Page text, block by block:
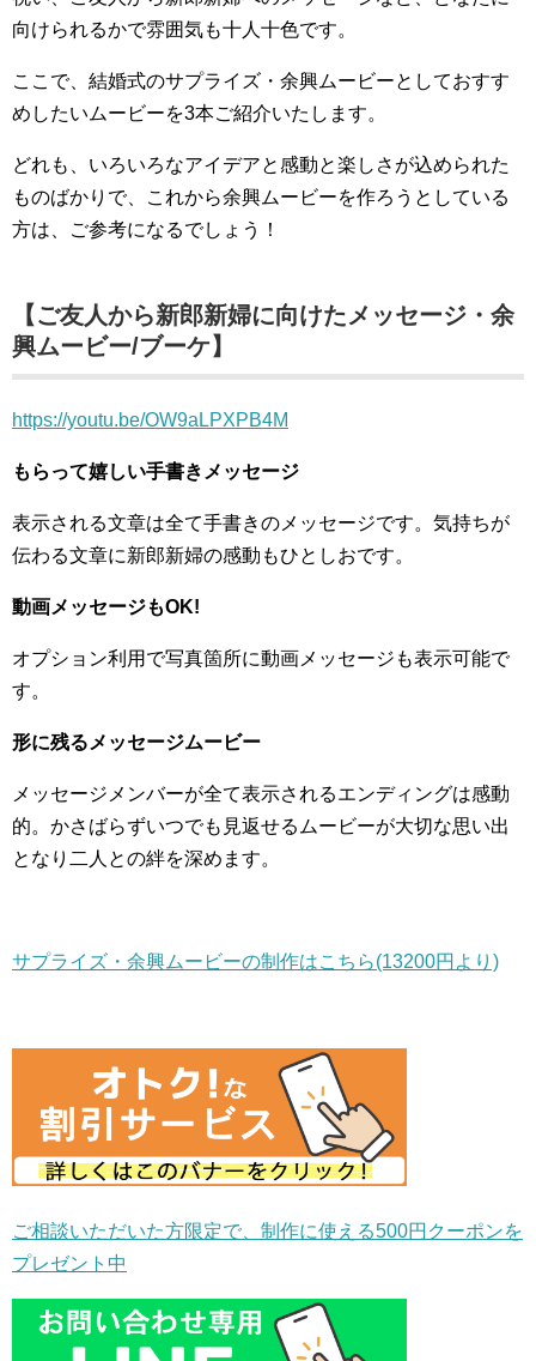
向けられるかで雰囲気も十人十色です。
ここで、結婚式のサプライズ・余興ムービーとしておすす
めしたいムービーを3本ご紹介いたします。
どれも、いろいろなアイデアと感動と楽しさが込められた
ものばかりで、これから余興ムービーを作ろうとしている
方は、ご参考になるでしょう！
【ご友人から新郎新婦に向けたメッセージ・余
興ムービー/ブーケ】
https://youtu.be/OW9aLPXPB4M
もらって嬉しい手書きメッセージ
表示される文章は全て手書きのメッセージです。気持ちが
伝わる文章に新郎新婦の感動もひとしおです。
動画メッセージもOK!
オプション利用で写真箇所に動画メッセージも表示可能で
す。
形に残るメッセージムービー
メッセージメンバーが全て表示されるエンディングは感動
的。かさばらずいつでも見返せるムービーが大切な思い出
となり二人との絆を深めます。
サプライズ・余興ムービーの制作はこちら(13200円より)
ご相談いただいた方限定で、制作に使える500円クーポンを
プレゼント中